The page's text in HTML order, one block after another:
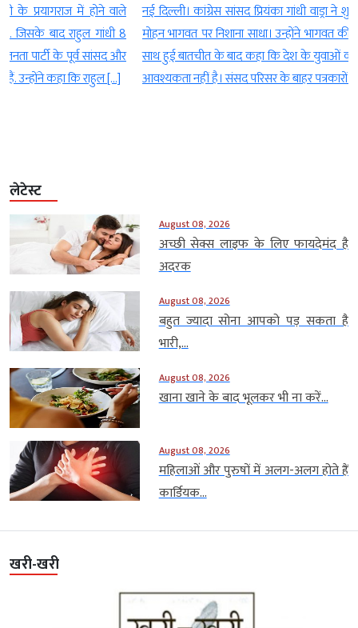
नई दिल्ली। कांग्रेस सांसद प्रियंका गांधी वाड्रा ने शुक्रवार को आरएसएस प्रमुख
मोहन भागवत पर निशाना साधा। उन्होंने भागवत की जेन जी और जेन अल्फा के
साथ हुई बातचीत के बाद कहा कि देश के युवाओं को उनसे किसी प्रमाण पत्र की
आवश्यकता नहीं है। संसद परिसर के बाहर पत्रकारों से बात करते हुए कांग्रेस […]
लेटेस्ट
August 08, 2026
अच्छी सेक्स लाइफ के लिए फायदेमंद है
अदरक
August 08, 2026
बहुत ज्यादा सोना आपको पड़ सकता है
भारी,...
August 08, 2026
खाना खाने के बाद भूलकर भी ना करें...
August 08, 2026
महिलाओं और पुरुषों में अलग-अलग होते हैं
कार्डियक...
खरी-खरी